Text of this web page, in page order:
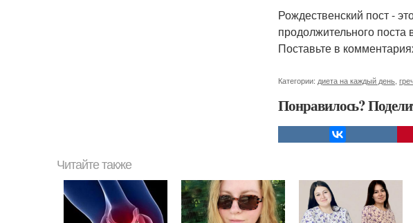
Рождественский пост -
продолжительного
Поставьте в
Категории: диета на каждый день
Понравилось?
Читайте также